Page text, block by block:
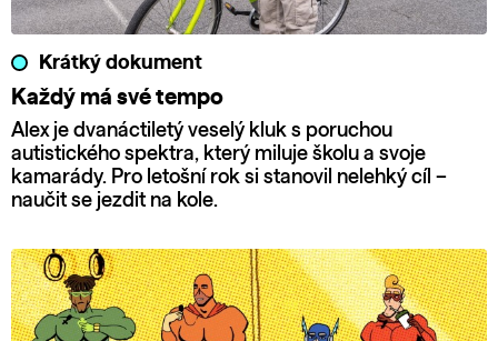
Krátký dokument
Každý má své tempo
Alex je dvanáctiletý veselý kluk s poruchou
autistického spektra, který miluje školu a svoje
kamarády. Pro letošní rok si stanovil nelehký cíl –
naučit se jezdit na kole.